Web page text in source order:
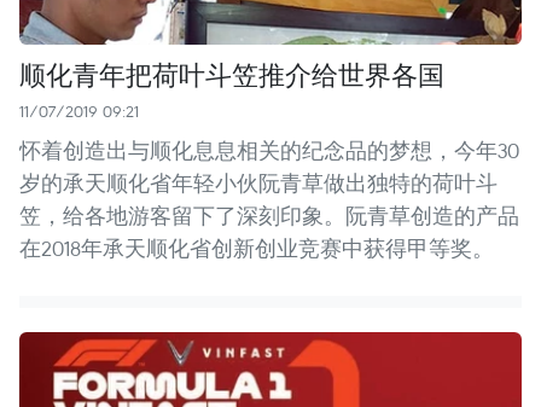
顺化青年把荷叶斗笠推介给世界各国
11/07/2019 09:21
怀着创造出与顺化息息相关的纪念品的梦想，今年30
岁的承天顺化省年轻小伙阮青草做出独特的荷叶斗
笠，给各地游客留下了深刻印象。阮青草创造的产品
在2018年承天顺化省创新创业竞赛中获得甲等奖。